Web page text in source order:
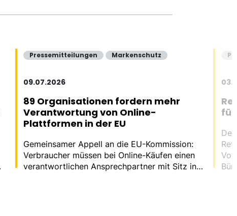
Pressemitteilungen Markenschutz
09.07.2026
89 Organisationen fordern mehr
Verantwortung von Online-
Plattformen in der EU
Gemeinsamer Appell an die EU-Kommission:
Verbraucher müssen bei Online-Käufen einen
verantwortlichen Ansprechpartner mit Sitz in